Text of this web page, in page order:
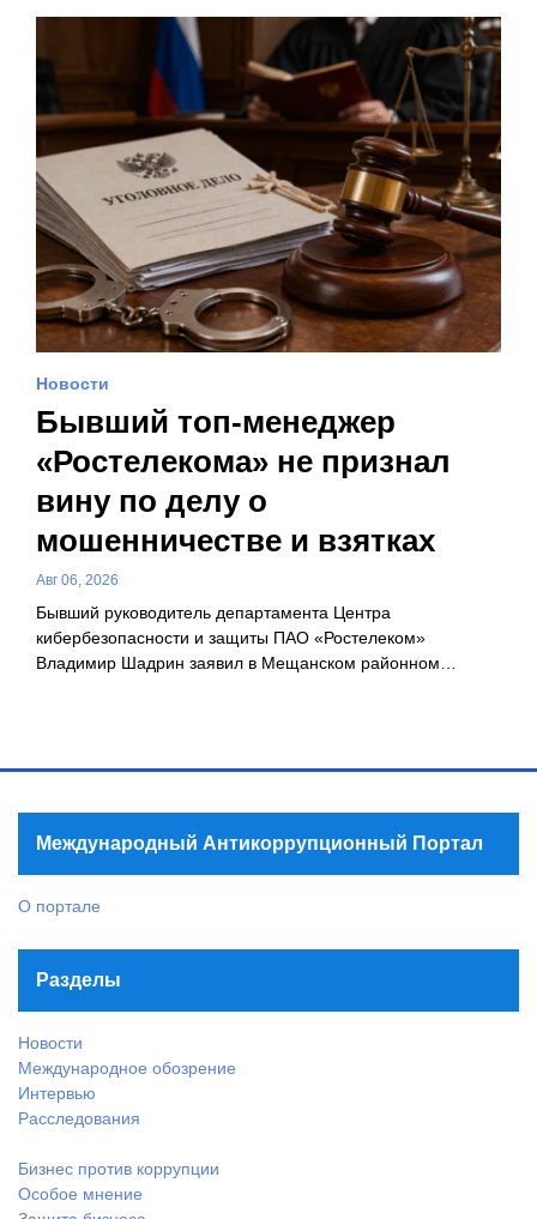
Новости
Бывший топ-менеджер
«Ростелекома» не признал
вину по делу о
мошенничестве и взятках
Авг 06, 2026
Бывший руководитель департамента Центра
кибербезопасности и защиты ПАО «Ростелеком»
Владимир Шадрин заявил в Мещанском районном…
Международный Антикоррупционный Портал
О портале
Разделы
Новости
Международное обозрение
Интервью
Расследования
Бизнес против коррупции
Особое мнение